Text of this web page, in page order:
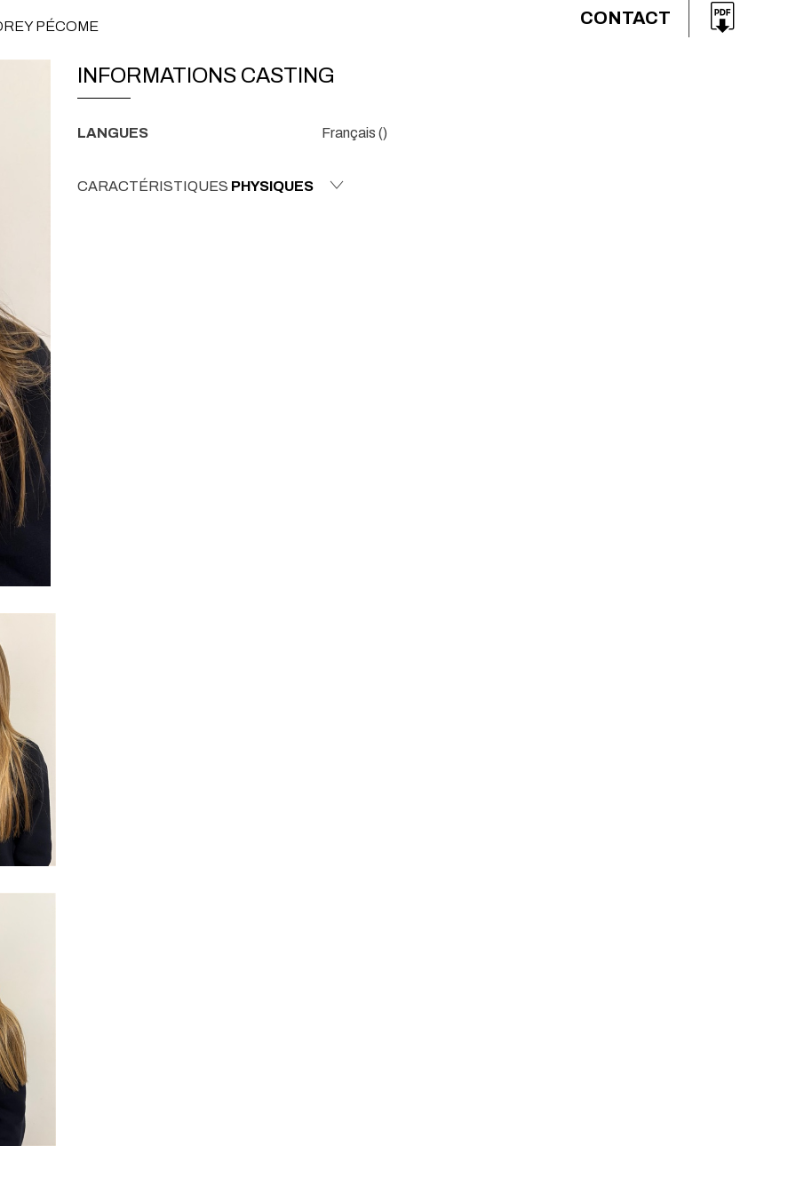
PÉCOME CONTACT
INFORMATIONS CASTING
LANGUES Français ()
CARACTÉRISTIQUES PHYSIQUES